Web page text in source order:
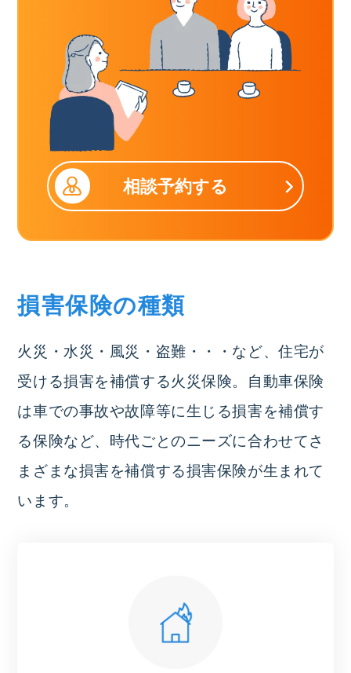
相談予約する
損害保険の種類
火災・水災・風災・盗難・・・など、住宅が
受ける損害を補償する火災保険。自動車保険
は車での事故や故障等に生じる損害を補償す
る保険など、時代ごとのニーズに合わせてさ
まざまな損害を補償する損害保険が生まれて
います。